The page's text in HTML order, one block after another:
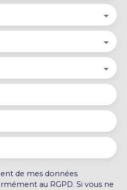
de mes données
au RGPD. Si vous ne